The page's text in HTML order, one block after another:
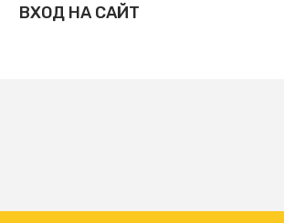
ВХОД НА САЙТ